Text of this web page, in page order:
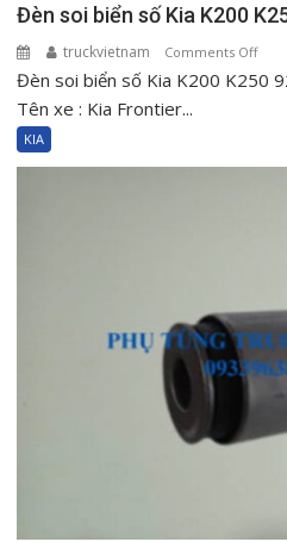
Đèn soi biển số Kia K200
truckvietnam Comments Offon
Đèn
Đèn soi biển số Kia K200 K250
Tên xe : Kia Frontier...
KIA